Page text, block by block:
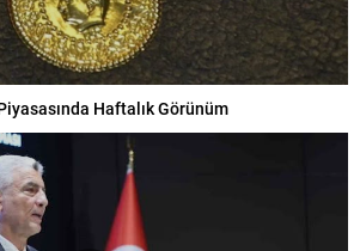
Haftalık Görünüm